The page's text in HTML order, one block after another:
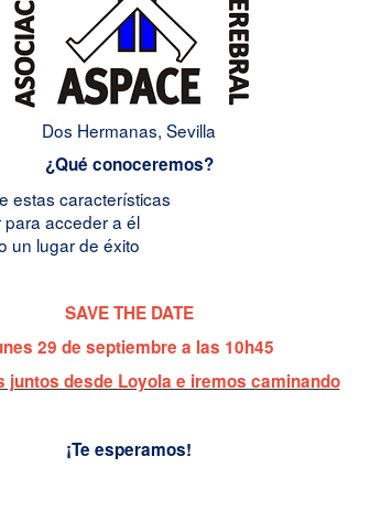
Dos Hermanas, Sevilla
¿Qué conoceremos?
estas características
acceder a él
un lugar de éxito
SAVE THE DATE
29 de septiembre a las 10h45
juntos desde Loyola e iremos caminando
¡Te esperamos!